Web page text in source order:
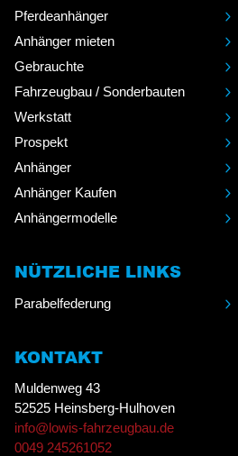
Pferdeanhänger
Anhänger mieten
Gebrauchte
Fahrzeugbau / Sonderbauten
Werkstatt
Prospekt
Anhänger
Anhänger Kaufen
Anhängermodelle
NÜTZLICHE LINKS
Parabelfederung
KONTAKT
Muldenweg 43
52525 Heinsberg-Hulhoven
info@lowis-fahrzeugbau.de
0049 245261052